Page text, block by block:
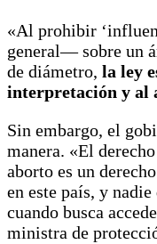
«Al prohibir
general— sobre un
de diámetro, la ley
interpretación y al
Sin embargo, el
manera. «El
aborto es un
en este país, y
cuando busca
ministra de